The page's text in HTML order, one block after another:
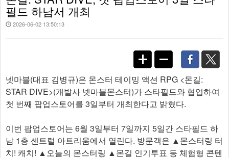
필드 하남서 개최
2026-06-02 13:50:13
넷마블(대표 김병규)은 몬스터 테이밍 액션 RPG <몬길:
STAR DIVE>(개발사 넷마블몬스터)가 스타필드와 협업하여
첫 번째 팝업스토어를 3일부터 개최한다고 밝혔다.
이번 팝업스토어는 6월 3일부터 7일까지 5일간 스타필드 하
남 1층 센트럴 아트리움에서 열린다. 방문객은 ▲몬스터링 터
치! 캐치! ▲오늘의 몬스터링 ▲몬길 인기투표 등 체험형 콘텐